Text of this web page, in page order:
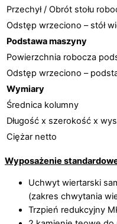
Przechył / Obrót stołu
Odstęp wrzeciono – stół
Podstawa maszyny
Powierzchnia robocza
Odstęp wrzeciono –
Wymiary
Średnica kolumny
Długość x szerokość x
Ciężar netto
Wyposażenie
Uchwyt wiertarski
(zakres chwytania
Trzpień redukcyjny